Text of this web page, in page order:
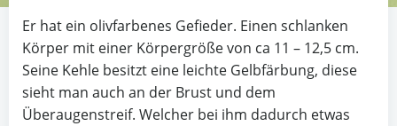
Er hat ein olivfarbenes Gefieder. Einen schlanken
Körper mit einer Körpergröße von ca 11 – 12,5 cm.
Seine Kehle besitzt eine leichte Gelbfärbung, diese
sieht man auch an der Brust und dem
Überaugenstreif. Welcher bei ihm dadurch etwas